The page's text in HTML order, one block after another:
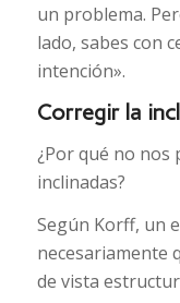
un problema.
lado, sabes con
intención».
Corregir la
¿Por qué no nos
inclinadas?
Según Korff, un
necesariamente
de vista